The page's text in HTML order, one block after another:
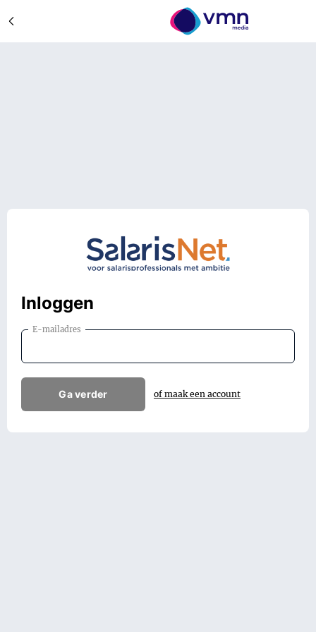
Inloggen
E-mailadres
Ga verder of maak een account